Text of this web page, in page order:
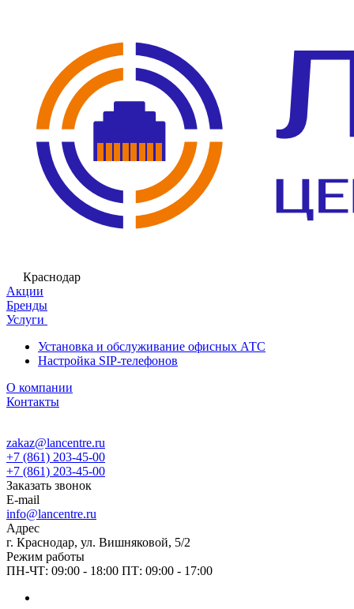
Краснодар
Акции
Бренды
Услуги
Установка и обслуживание офисных АТС
Настройка SIP-телефонов
О компании
Контакты
zakaz@lancentre.ru
+7 (861) 203-45-00
+7 (861) 203-45-00
Заказать звонок
E-mail
info@lancentre.ru
Адрес
г. Краснодар, ул. Вишняковой, 5/2
Режим работы
ПН-ЧТ: 09:00 - 18:00 ПТ: 09:00 - 17:00